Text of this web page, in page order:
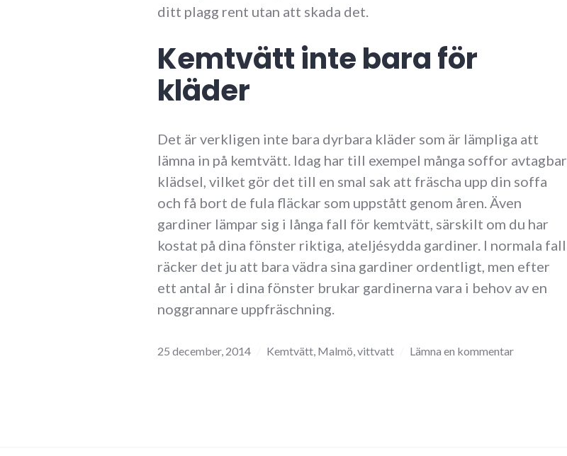
ditt plagg rent utan att skada det.
Kemtvätt inte bara för
kläder
Det är verkligen inte bara dyrbara kläder som är lämpliga att
lämna in på kemtvätt. Idag har till exempel många soffor avtagbar
klädsel, vilket gör det till en smal sak att fräscha upp din soffa
och få bort de fula fläckar som uppstått genom åren. Även
gardiner lämpar sig i långa fall för kemtvätt, särskilt om du har
kostat på dina fönster riktiga, ateljésydda gardiner. I normala fall
räcker det ju att bara vädra sina gardiner ordentligt, men efter
ett antal år i dina fönster brukar gardinerna vara i behov av en
noggrannare uppfräschning.
25 december, 2014 Kemtvätt, Malmö,vittvatt Lämna en kommentar